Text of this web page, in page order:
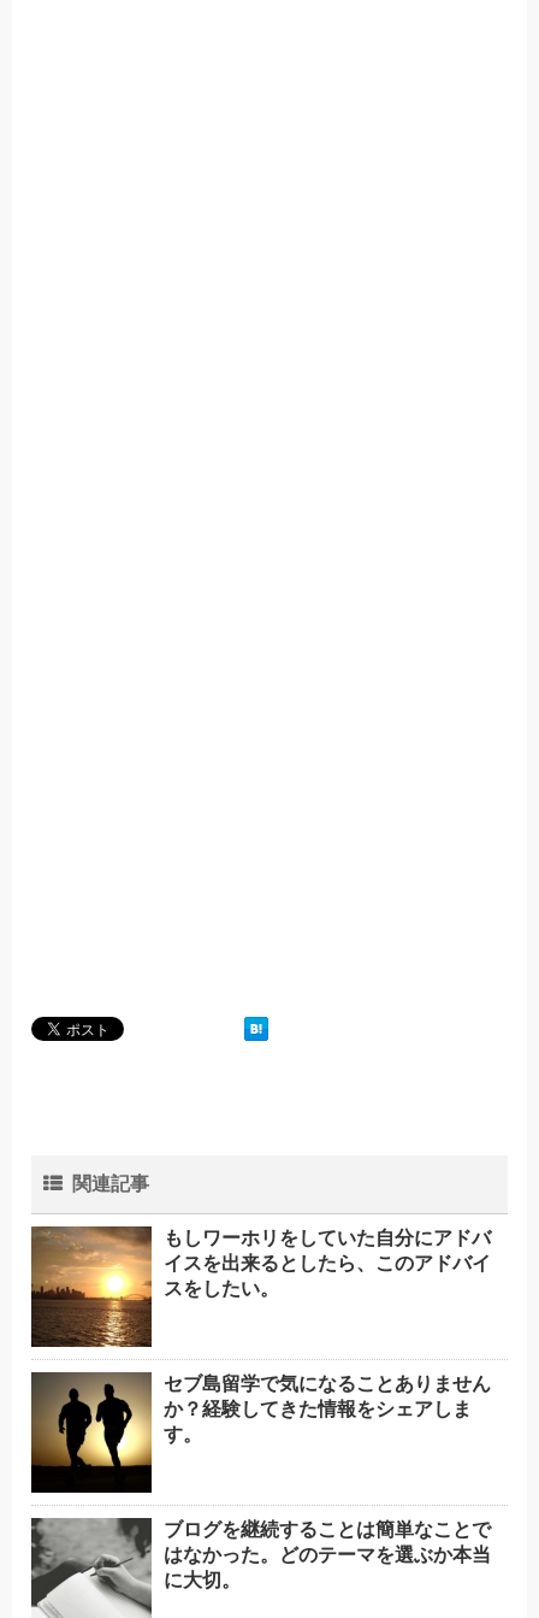
関連記事
もしワーホリをしていた自分にアドバ
イスを出来るとしたら、このアドバイ
スをしたい。
セブ島留学で気になることありません
か？経験してきた情報をシェアしま
す。
ブログを継続することは簡単なことで
はなかった。どのテーマを選ぶか本当
に大切。